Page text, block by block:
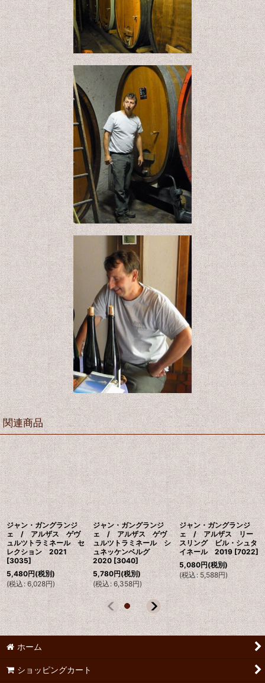
関連商品
ジャン・ガングランジ
ェ / アルザス ゲヴ
ュルツトラミネール セ
レクション 2021
[3035]
5,480円(税別)
(税込 : 6,028円)
ジャン・ガングランジ
ェ / アルザス ゲヴ
ュルツトラミネール シ
ュネッケンベルグ
2020 [3040]
5,780円(税別)
(税込 : 6,358円)
ジャン・ガングランジ
ェ / アルザス リー
スリング ビル・シュタ
イネール 2019 [7022]
5,080円(税別)
(税込: 5,588円)
ホーム
ショッピングカート